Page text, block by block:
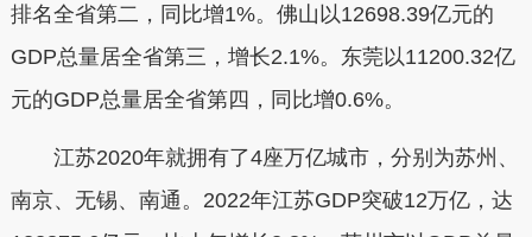
排名全省第二，同比增1%。佛山以12698.39亿元的
GDP总量居全省第三，增长2.1%。东莞以11200.32亿
元的GDP总量居全省第四，同比增0.6%。
江苏2020年就拥有了4座万亿城市，分别为苏州、
南京、无锡、南通。2022年江苏GDP突破12万亿，达